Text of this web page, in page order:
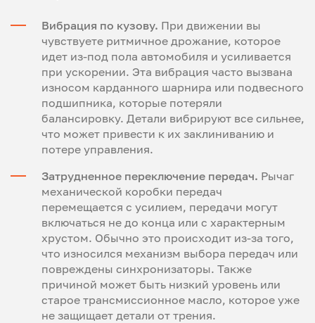
Вибрация по кузову. При движении вы
чувствуете ритмичное дрожание, которое
идет из-под пола автомобиля и усиливается
при ускорении. Эта вибрация часто вызвана
износом карданного шарнира или подвесного
подшипника, которые потеряли
балансировку. Детали вибрируют все сильнее,
что может привести к их заклиниванию и
потере управления.
Затрудненное переключение передач. Рычаг
механической коробки передач
перемещается с усилием, передачи могут
включаться не до конца или с характерным
хрустом. Обычно это происходит из-за того,
что износился механизм выбора передач или
повреждены синхронизаторы. Также
причиной может быть низкий уровень или
старое трансмиссионное масло, которое уже
не защищает детали от трения.